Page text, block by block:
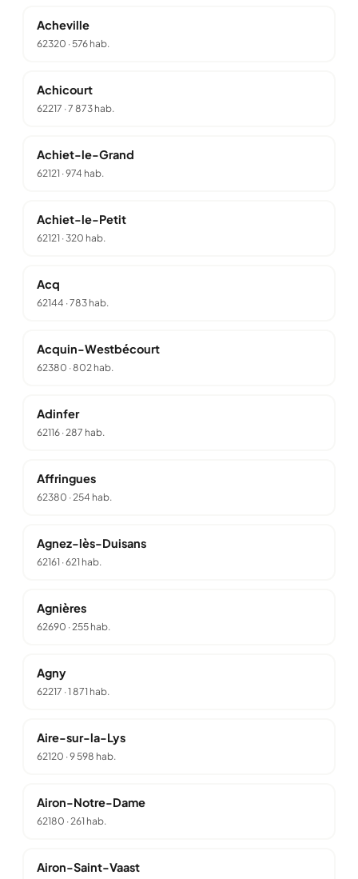
Acheville
62320 ·576 hab.
Achicourt
62217 ·7 873 hab.
Achiet-le-Grand
62121 ·974 hab.
Achiet-le-Petit
62121 ·320 hab.
Acq
62144 ·783 hab.
Acquin-Westbécourt
62380 ·802 hab.
Adinfer
62116·287 hab.
Affringues
62380 ·254 hab.
Agnez-lès-Duisans
62161 ·621 hab.
Agnières
62690 ·255 hab.
Agny
62217 ·1 871 hab.
Aire-sur-la-Lys
62120 ·9 598 hab.
Airon-Notre-Dame
62180 ·261 hab.
Airon-Saint-Vaast